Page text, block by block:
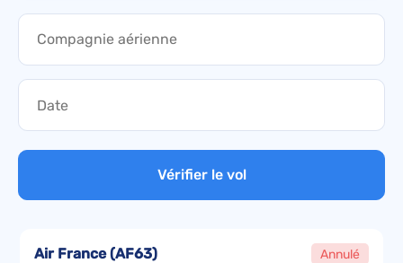
Vérifier le vol
Air France(AF63) Annulé